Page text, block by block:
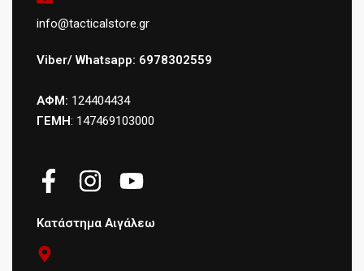
info@tacticalstore.gr
Viber/ Whatsapp: 6978302559
ΑΦΜ: 124404434
ΓΕΜΗ: 147469103000
Κατάστημα Αιγάλεω